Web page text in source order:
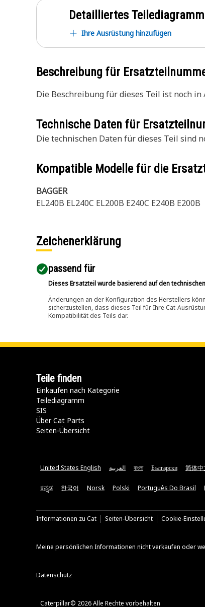
Detailliertes
Ihre Ausrüstung hinzufügen
Beschreibung für
Die Beschreibung für dieses Teil ist noch in
Technische Daten für
Die technischen Daten für dieses Teil sind
Kompatible Modelle für die
BAGGER
EL240B EL240C EL200B E240C E240B E200B
Zeichenerklärung
passend für​
Dieses Ersatzteil wurde basierend auf den
Änderungen an der Konfiguration des Herstellers
sicherzustellen, dass dieses Teil für Ihre Cat-
Kompatibilität des Teils dar.
Teile finden
Einkaufen nach Kategorie
Teilediagramm
SIS
Über Cat Parts
Seiten-Übersicht
United States English العربية বাংলা Български 简体中
ಕನ್ನಡ 한국어 Norsk Polski Português Do Brasil
Informationen zu Cat Seiten-Übersicht Cookie-
Meine persönlichen Informationen nicht verkaufen oder
Datenschutz
Caterpillar© 2026 Alle Rechte vorbehalten